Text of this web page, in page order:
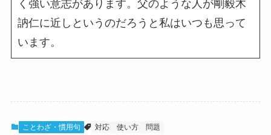
く強い意志があります。父のような人が剛毅木
訥仁に近しというのだろうと私はいつも思って
います。
ことわざ・慣用句 対応 使い方 問題